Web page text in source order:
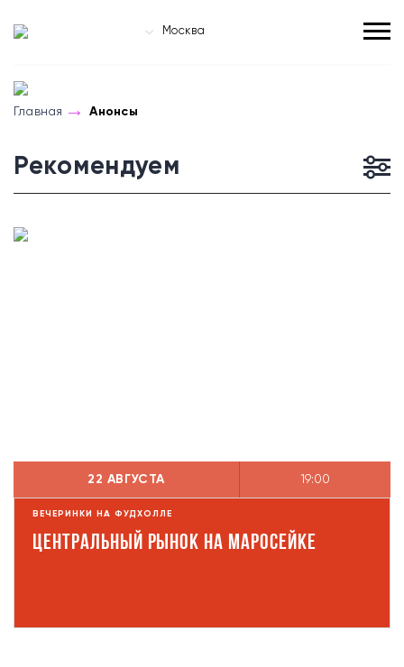
Москва
Главная Анонсы
Рекомендуем
22 АВГУСТА 19:00
ВЕЧЕРИНКИ НА ФУДХОЛЛЕ
Центральный рынок на Маросейке